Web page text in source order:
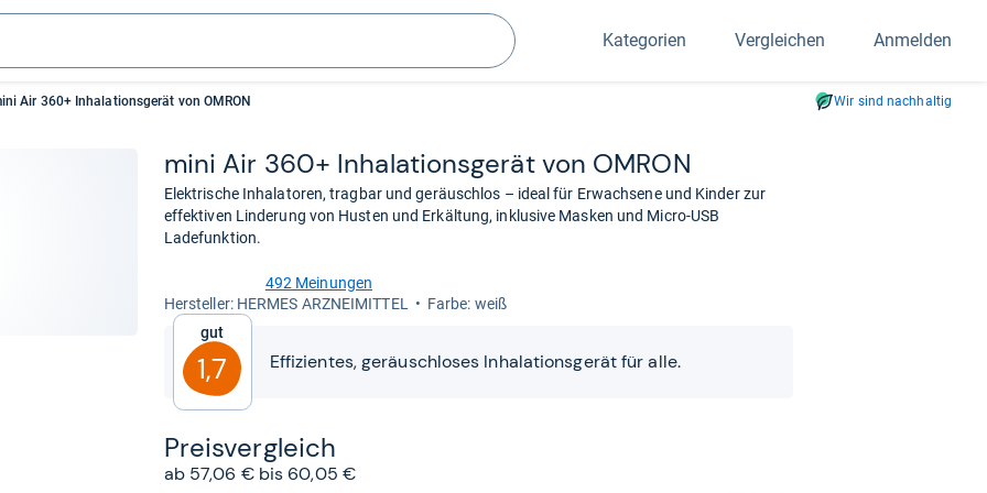
Suchen
Kategorien Vergleichen Anmelden
Air 360+ Inhalationsgerät von OMRON Wir sind nachhaltig
mini Air 360+ Inha­la­ti­ons­ge­rät von OMRON
Elektrische Inhalatoren, tragbar und geräuschlos – ideal für Erwachsene und Kinder zur
effektiven Linderung von Husten und Erkältung, inklusive Masken und Micro-USB
Ladefunktion.
von
Sternen
492 Meinungen
Her­stel­ler: HERMES ARZNEIMITTEL
Farbe: weiß
Gut
1,7 Effizientes, geräuschloses Inhalationsgerät für alle.
Preis­ver­gleich
ab 57,06 € bis 60,05 €